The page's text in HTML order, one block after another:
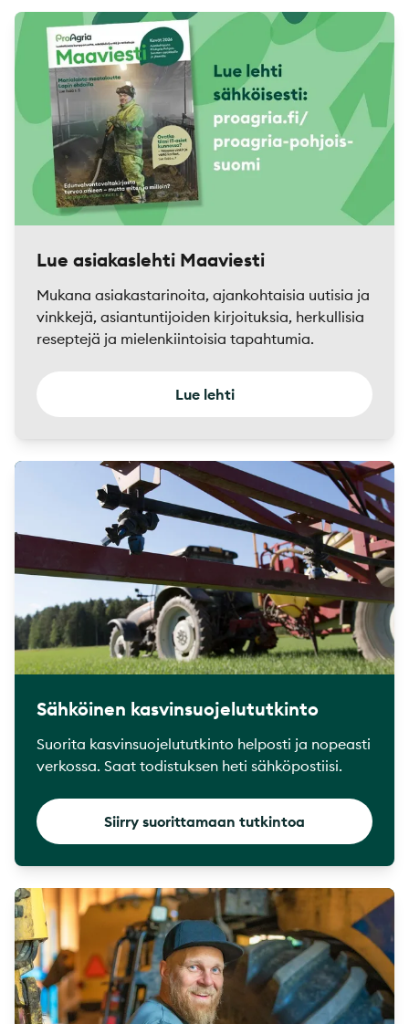
Lue asiakaslehti Maaviesti
Mukana asiakastarinoita, ajankohtaisia uutisia ja
vinkkejä, asiantuntijoiden kirjoituksia, herkullisia
reseptejä ja mielenkiintoisia tapahtumia.
Lue lehti
Sähköinen kasvinsuojelututkinto
Suorita kasvinsuojelututkinto helposti ja nopeasti
verkossa. Saat todistuksen heti sähköpostiisi.
Siirry suorittamaan tutkintoa